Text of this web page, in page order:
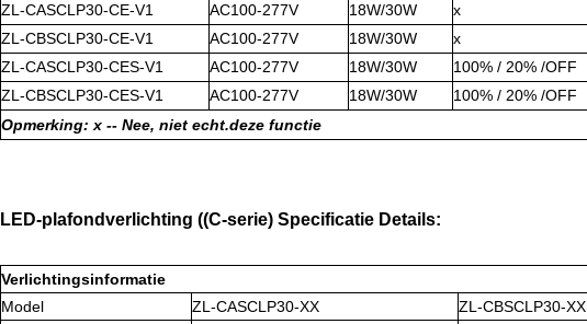
ZL-CASCLP30-CE-V1
AC100-277V 18W/30W x
ZL-CBSCLP30-CE-V1
AC100-277V 18W/30W x
ZL-CASCLP30-CES-V1
AC100-277V 18W/30W 100% / 20% /OFF
ZL-CBSCLP30-CES-V1
AC100-277V 18W/30W 100% / 20% /OFF
Opmerking: x -- Nee, niet echt.deze functie
LED-plafondverlichting ((C-serie) Specificatie Details:
Verlichtingsinformatie
Model
ZL-CASCLP30-XX
ZL-CBSCLP30-XX